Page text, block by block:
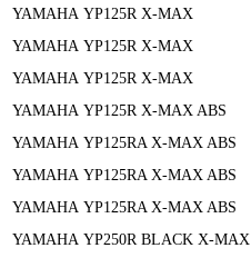
YAMAHA YP125R X-MAX
YAMAHA YP125R X-MAX
YAMAHA YP125R X-MAX
YAMAHA YP125R X-MAX ABS
YAMAHA YP125RA X-MAX ABS
YAMAHA YP125RA X-MAX ABS
YAMAHA YP125RA X-MAX ABS
YAMAHA YP250R BLACK X-MAX